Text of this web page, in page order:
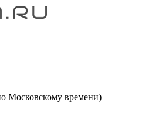
Московскому времени)